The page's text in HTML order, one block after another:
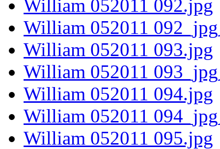
William 052011 092.jpg
William 052011
William 052011 093.jpg
William 052011
William 052011 094.jpg
William 052011
William 052011 095.jpg